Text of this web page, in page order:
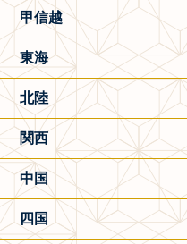
甲信越
東海
北陸
関西
中国
四国